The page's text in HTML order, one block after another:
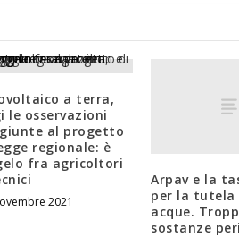
a terra,
le osservazioni
al progetto
regionale: è
fra agricoltori
2021
Arpav e la
per la tutela
acque.
sostanze